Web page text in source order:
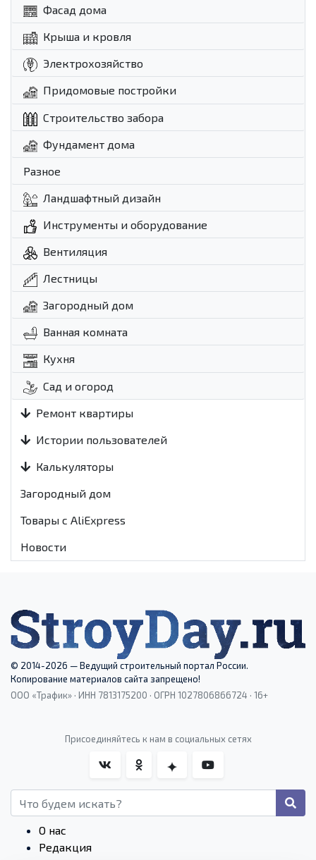
Фасад дома
Крыша и кровля
Электрохозяйство
Придомовые постройки
Строительство забора
Фундамент дома
Разное
Ландшафтный дизайн
Инструменты и оборудование
Вентиляция
Лестницы
Загородный дом
Ванная комната
Кухня
Сад и огород
Ремонт квартиры
Истории пользователей
Калькуляторы
Загородный дом
Товары с AliExpress
Новости
© 2014-2026 — Ведущий строительный портал России.
Копирование материалов сайта запрещено!
ООО «Трафик» · ИНН 7813175200 · ОГРН 1027806866724 · 16+
Присоединяйтесь к нам в социальных сетях
О нас
Редакция